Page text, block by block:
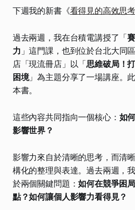
下週我的新書《看得見的高效思考
過去兩週，我在台積電講授了「
力 」這門課，也到位於台北大同
店「現流冊店」以「思維破局！
困境」為主題分享了一場講座。
本書。
這些內容共同指向一個核心： 如
影響世界？
影響力來自於清晰的思考，而清
構化的整理與表達。過去兩週，
於兩個關鍵問題：如何在競爭困
點？如何讓個人影響力看得見？